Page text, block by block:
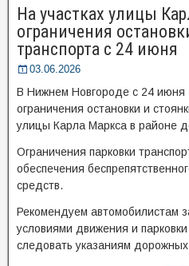
На участках улицы
ограничения
транспорта с 24 июня
03.06.2026
В Нижнем Новгороде с 24 июня
ограничения остановки и
улицы Карла Маркса в районе
Ограничения парковки
обеспечения
средств.
Рекомендуем автомобилистам
условиями движения и
следовать указаниям дорожных